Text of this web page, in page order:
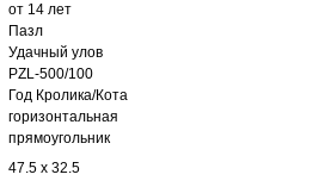
от 14 лет
Пазл
Удачный улов
PZL-500/100
Год Кролика/Кота
горизонтальная
прямоугольник
47.5 x 32.5